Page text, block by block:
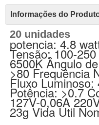
Informações do
20 unidades
potencia: 4.8
Tensão: 100-
6500K Ângulo
>80 Frequência
Fluxo
Potência: >0.7
127V-0,06A
23g Vida Util